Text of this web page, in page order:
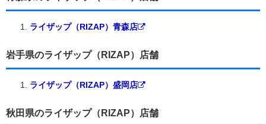
ライザップ（RIZAP）青森店
岩手県のライザップ（RIZAP）店舗
ライザップ（RIZAP）盛岡店
秋田県のライザップ（RIZAP）店舗